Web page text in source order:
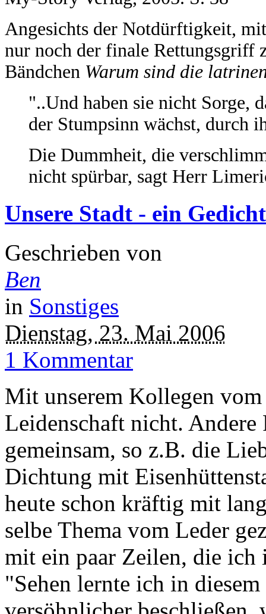
Angesichts der Notdürftigkeit,
nur noch der finale Rettungsgriff
Bändchen Warum sind die
"..Und haben sie nicht Sorge,
der Stumpsinn wächst, durch
Die Dummheit, die
nicht spürbar, sagt Herr
Unsere Stadt - ein Gedicht
Geschrieben von
Ben
in Sonstiges
Dienstag, 23. Mai 2006
1 Kommentar
Mit unserem Kollegen
Leidenschaft nicht. Andere
gemeinsam, so z.B. die
Dichtung mit
heute schon kräftig mit
selbe Thema vom Leder
mit ein paar Zeilen, die ich
"Sehen lernte ich in